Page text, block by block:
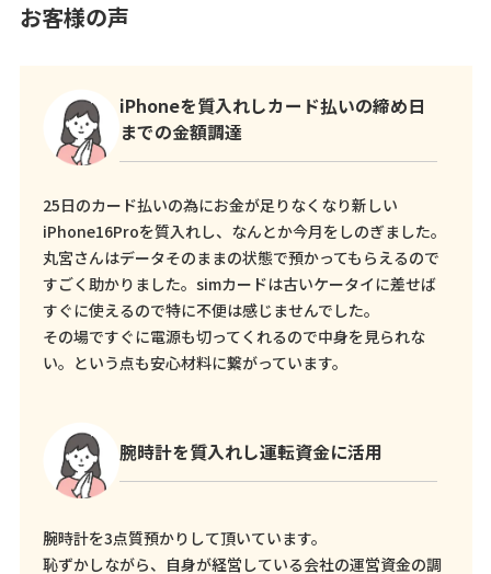
お客様の声
iPhoneを質入れしカード払いの締め日
までの金額調達
25日のカード払いの為にお金が足りなくなり新しい
iPhone16Proを質入れし、なんとか今月をしのぎました。
丸宮さんはデータそのままの状態で預かってもらえるので
すごく助かりました。simカードは古いケータイに差せば
すぐに使えるので特に不便は感じませんでした。
その場ですぐに電源も切ってくれるので中身を見られな
い。という点も安心材料に繋がっています。
腕時計を質入れし運転資金に活用
腕時計を3点質預かりして頂いています。
恥ずかしながら、自身が経営している会社の運営資金の調